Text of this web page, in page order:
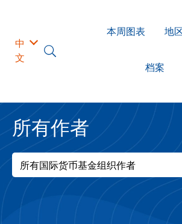
中
文
本周图表 地
档案
所有作者
所有国际货币基金组织作者